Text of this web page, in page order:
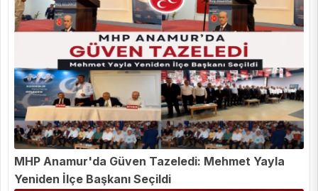
MHP Anamur'da Güven Tazeledi: Mehmet Yayla
Yeniden İlçe Başkanı Seçildi